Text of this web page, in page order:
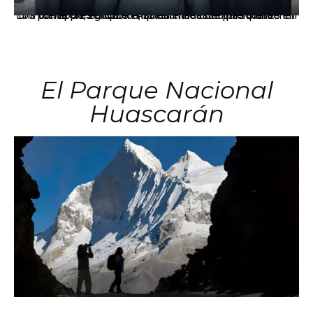
Los principales grupos empresariales del país mantienen una fuerte presencia en Áncash mediante inversiones en comercio, educación, salud e industria pesquera.
El Parque Nacional
Huascarán